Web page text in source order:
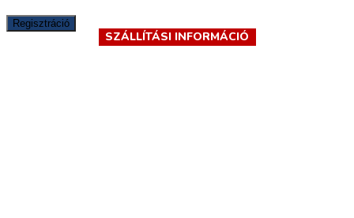
SZÁLLÍTÁSI INFORMÁCIÓ
SZÁLLÍTÁSI INFORMÁCIÓ
SZÁLLÍTÁSI INFORMÁCIÓ
SZÁLLÍTÁSI INFORMÁCIÓ
Regisztráció